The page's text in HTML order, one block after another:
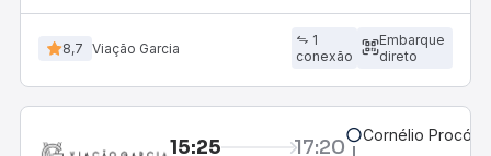
8,7 Viação Garcia
1
conexão
Embarque
direto
15:25 17:20 Cornélio